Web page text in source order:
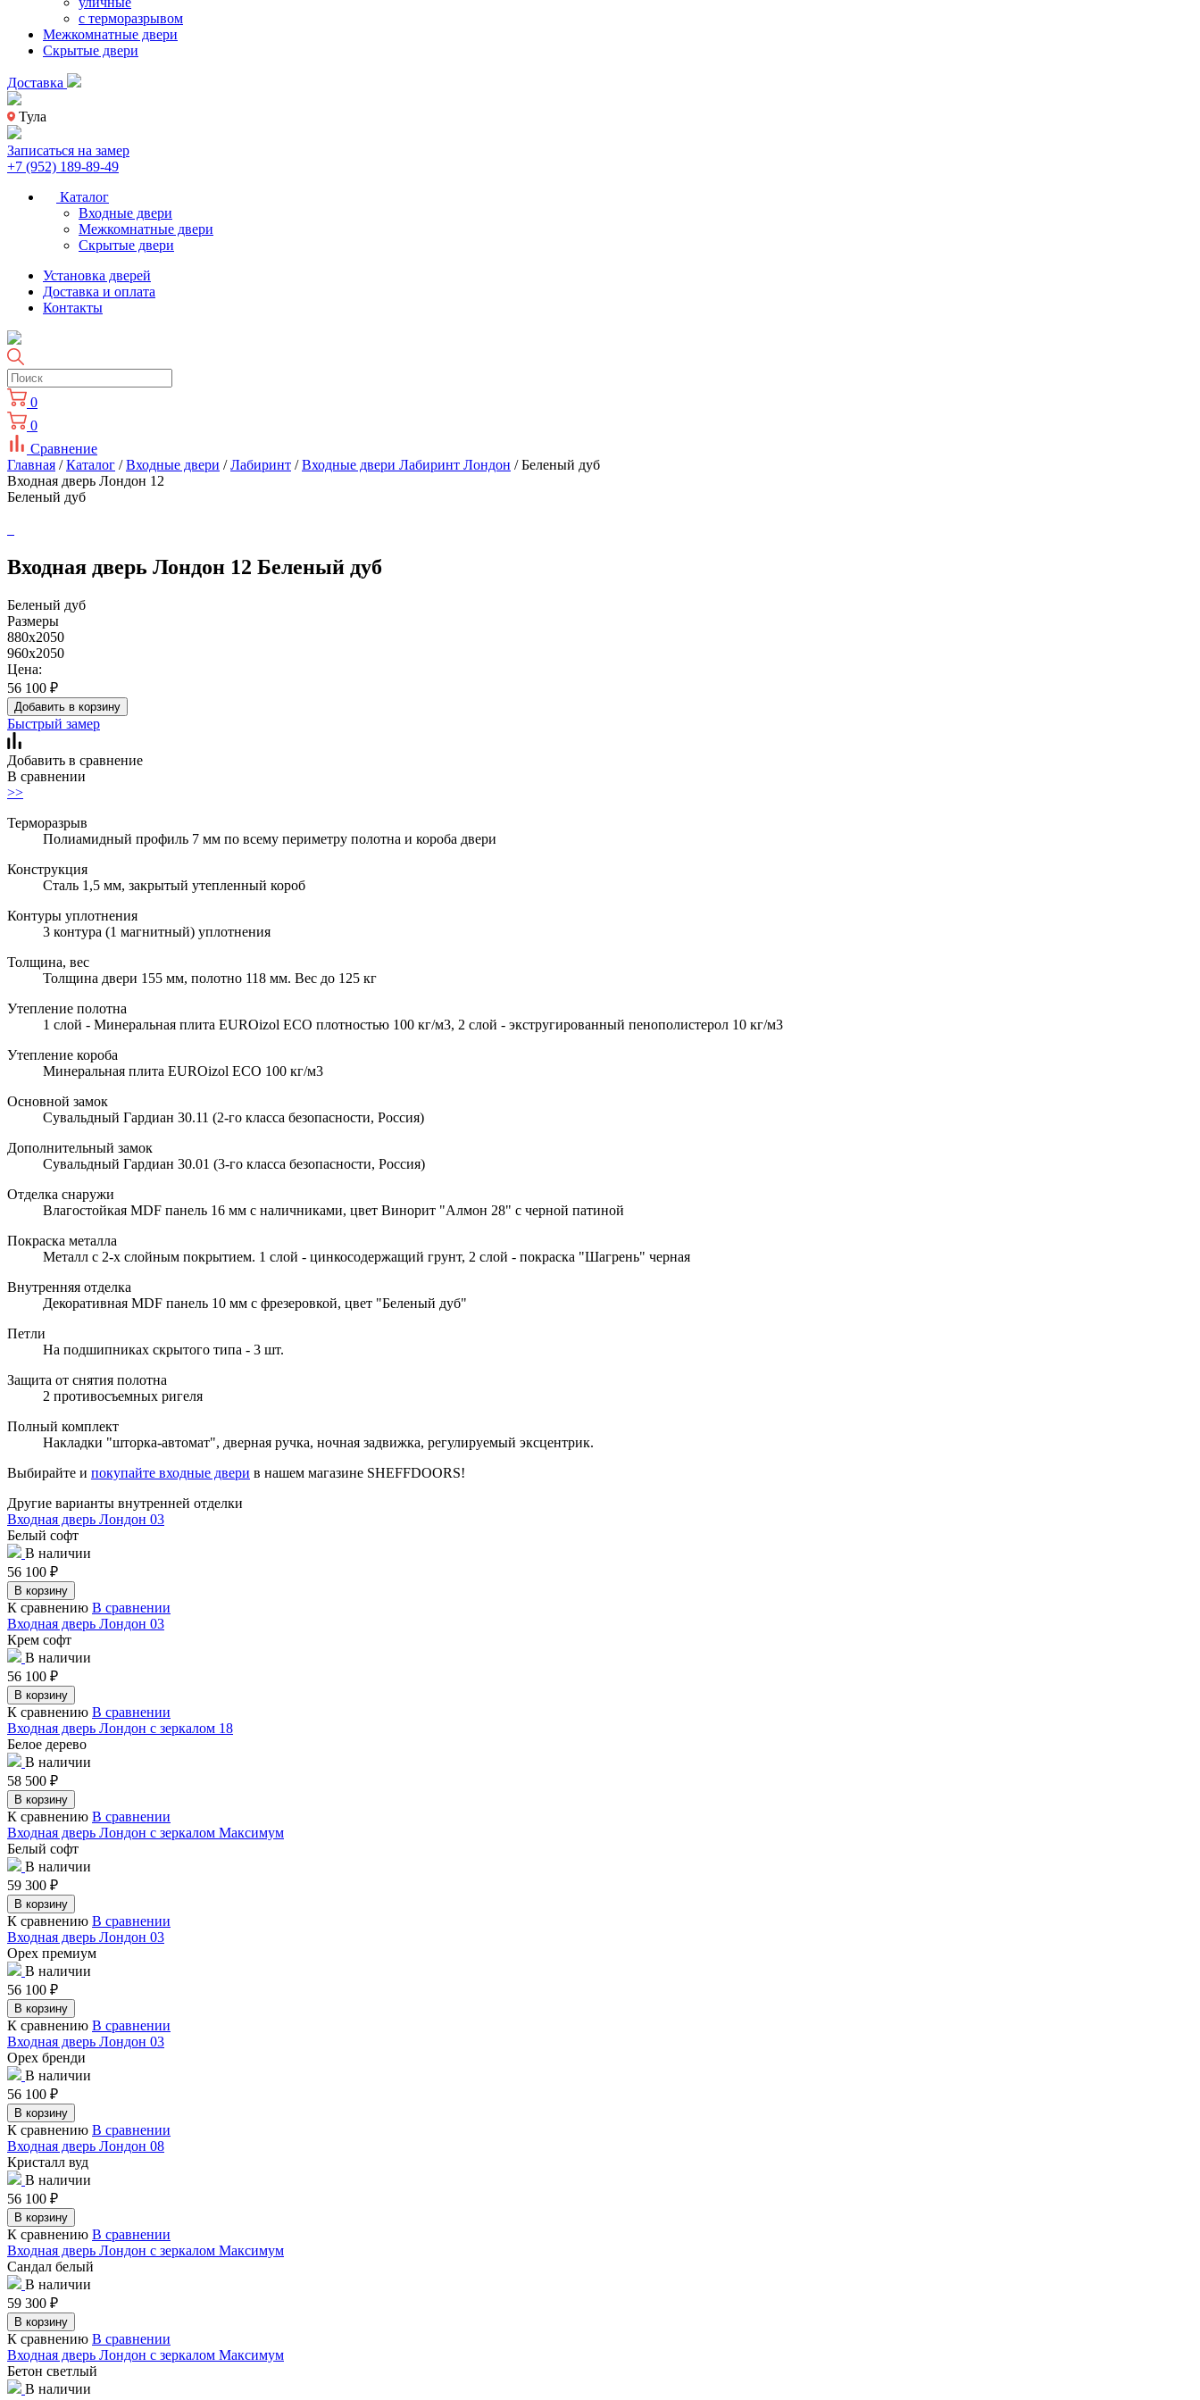
с терморазрывом
Межкомнатные двери
Скрытые двери
Доставка
Тула
Записаться на замер
+7 (952) 189-89-49
Каталог
Входные двери
Межкомнатные двери
Скрытые двери
Установка дверей
Доставка и оплата
Контакты
0
0
Сравнение
Главная /Каталог /Входные двери /Лабиринт /Входные двери Лабиринт Лондон / Беленый дуб
Входная дверь Лондон 12
Беленый дуб
Входная дверь Лондон 12 Беленый дуб
Беленый дуб
Размеры
880x2050
960x2050
Цена:
56 100 ₽
Добавить в корзину
Быстрый замер
Добавить в сравнение
В сравнении
>>
Терморазрыв
Полиамидный профиль 7 мм по всему периметру полотна и короба двери
Конструкция
Сталь 1,5 мм, закрытый утепленный короб
Контуры уплотнения
3 контура (1 магнитный) уплотнения
Толщина, вес
Толщина двери 155 мм, полотно 118 мм. Вес до 125 кг
Утепление полотна
1 слой - Минеральная плита EUROizol ECO плотностью 100 кг/м3, 2 слой - экстругированный пенополистерол 10 кг/м3
Утепление короба
Минеральная плита EUROizol ECO 100 кг/м3
Основной замок
Сувальдный Гардиан 30.11 (2-го класса безопасности, Россия)
Дополнительный замок
Сувальдный Гардиан 30.01 (3-го класса безопасности, Россия)
Отделка снаружи
Влагостойкая MDF панель 16 мм с наличниками, цвет Винорит "Алмон 28" с черной патиной
Покраска металла
Металл с 2-х слойным покрытием. 1 слой - цинкосодержащий грунт, 2 слой - покраска "Шагрень" черная
Внутренняя отделка
Декоративная MDF панель 10 мм с фрезеровкой, цвет "Беленый дуб"
Петли
На подшипниках скрытого типа - 3 шт.
Защита от снятия полотна
2 противосъемных ригеля
Полный комплект
Накладки "шторка-автомат", дверная ручка, ночная задвижка, регулируемый эксцентрик.
Выбирайте и покупайте входные двери в нашем магазине SHEFFDOORS!
Другие варианты внутренней отделки
Входная дверь Лондон 03
Белый софт
В наличии
56 100 ₽
В корзину
К сравнению В сравнении
Входная дверь Лондон 03
Крем софт
В наличии
56 100 ₽
В корзину
К сравнению В сравнении
Входная дверь Лондон с зеркалом 18
Белое дерево
В наличии
58 500 ₽
В корзину
К сравнению В сравнении
Входная дверь Лондон с зеркалом Максимум
Белый софт
В наличии
59 300 ₽
В корзину
К сравнению В сравнении
Входная дверь Лондон 03
Орех премиум
В наличии
56 100 ₽
В корзину
К сравнению В сравнении
Входная дверь Лондон 03
Орех бренди
В наличии
56 100 ₽
В корзину
К сравнению В сравнении
Входная дверь Лондон 08
Кристалл вуд
В наличии
56 100 ₽
В корзину
К сравнению В сравнении
Входная дверь Лондон с зеркалом Максимум
Сандал белый
В наличии
59 300 ₽
В корзину
К сравнению В сравнении
Входная дверь Лондон с зеркалом Максимум
Бетон светлый
В наличии